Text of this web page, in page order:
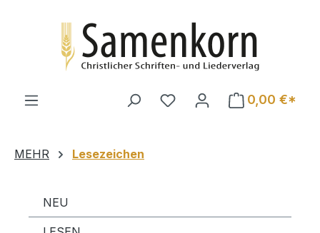
0,00 €*
MEHR Lesezeichen
NEU